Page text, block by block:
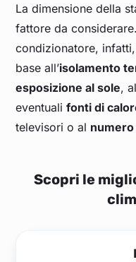
La dimensione della
fattore da
condizionatore,
base all’isolamento
esposizione al sole,
eventualifonti di
televisori o al
Scopri le